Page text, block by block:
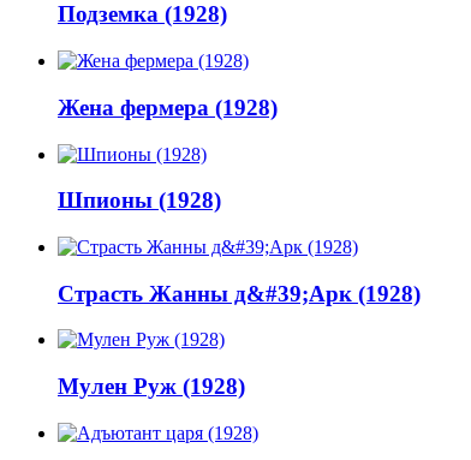
Подземка (1928)
Жена фермера (1928)
Шпионы (1928)
Страсть Жанны д&#39;Арк (1928)
Мулен Руж (1928)